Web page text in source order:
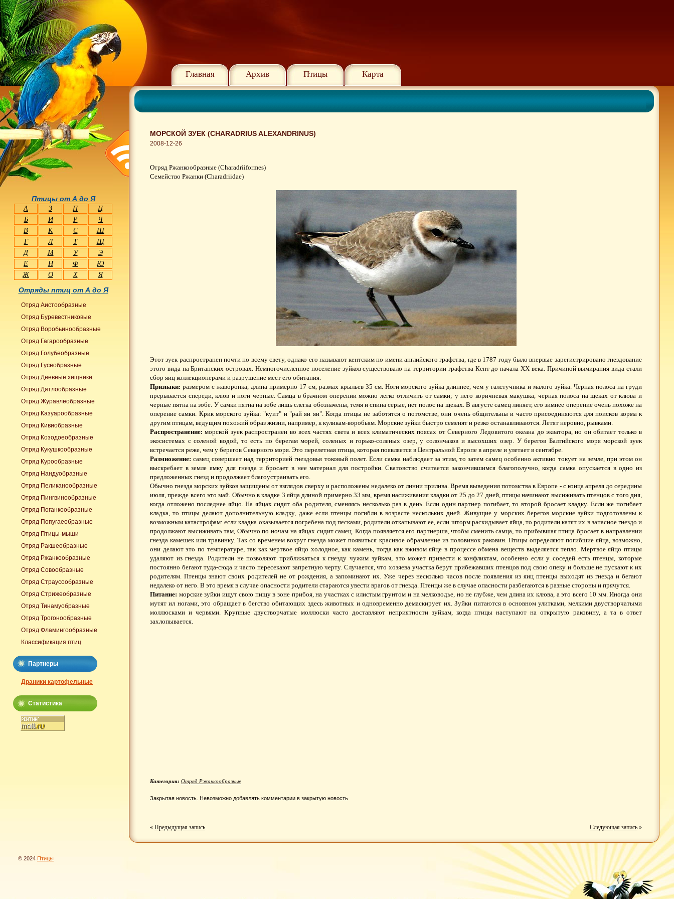
Главная Архив Птицы Карта
МОРСКОЙ ЗУЕК (CHARADRIUS ALEXANDRINUS)
2008-12-26
Отряд Ржанкообразные (Charadriiformes)
Семейство Ржанки (Charadriidae)
Этот зуек распространен почти по всему свету, однако его называют кентским по имени английского графства, где в 1787 году было впервые зарегистрировано гнездование
этого вида на Британских островах. Немногочисленное поселение зуйков существовало на территории графства Кент до начала XX века. Причиной вымирания вида стали
сбор яиц коллекционерами и разрушение мест его обитания.
Признаки: размером с жаворонка, длина примерно 17 см, размах крыльев 35 см. Ноги морского зуйка длиннее, чем у галстучника и малого зуйка. Черная полоса на груди
прерывается спереди, клюв и ноги черные. Самца в брачном оперении можно легко отличить от самки; у него коричневая макушка, черная полоса на щеках от клюва и
черные пятна на зобе. У самки пятна на зобе лишь слегка обозначены, темя и спина серые, нет полос на щеках. В августе самец линяет, его зимнее оперение очень похоже на
оперение самки. Крик морского зуйка: "куит" и "рай яи яи". Когда птицы не заботятся о потомстве, они очень общительны и часто присоединяются для поисков корма к
другим птицам, ведущим похожий образ жизни, например, к куликам-воробьям. Морские зуйки быстро семенят и резко останавливаются. Летят неровно, рывками.
Распространение: морской зуек распространен во всех частях света и всех климатических поясах от Северного Ледовитого океана до экватора, но он обитает только в
экосистемах с соленой водой, то есть по берегам морей, соленых и горько-соленых озер, у солончаков и высохших озер. У берегов Балтийского моря морской зуек
встречается реже, чем у берегов Северного моря. Это перелетная птица, которая появляется в Центральной Европе в апреле и улетает в сентябре.
Размножение: самец совершает над территорией гнездовья токовый полет. Если самка наблюдает за этим, то затем самец особенно активно токует на земле, при этом он
выскребает в земле ямку для гнезда и бросает в нее материал для постройки. Сватовство считается закончившимся благополучно, когда самка опускается в одно из
предложенных гнезд и продолжает благоустраивать его.
Обычно гнезда морских зуйков защищены от взглядов сверху и расположены недалеко от линии прилива. Время выведения потомства в Европе - с конца апреля до середины
июля, прежде всего это май. Обычно в кладке 3 яйца длиной примерно 33 мм, время насиживания кладки от 25 до 27 дней, птицы начинают высиживать птенцов с того дня,
когда отложено последнее яйцо. На яйцах сидят оба родителя, сменяясь несколько раз в день. Если один партнер погибает, то второй бросает кладку. Если же погибает
кладка, то птицы делают дополнительную кладку, даже если птенцы погибли в возрасте нескольких дней. Живущие у морских берегов морские зуйки подготовлены к
возможным катастрофам: если кладка оказывается погребена под песками, родители откапывают ее, если шторм раскидывает яйца, то родители катят их в запасное гнездо и
продолжают высиживать там, Обычно по ночам на яйцах сидит самец. Когда появляется его партнерша, чтобы сменить самца, то прибывшая птица бросает в направлении
гнезда камешек или травинку. Так со временем вокруг гнезда может появиться красивое обрамление из половинок раковин. Птицы определяют погибшие яйца, возможно,
они делают это по температуре, так как мертвое яйцо холодное, как камень, тогда как вживом яйце в процессе обмена веществ выделяется тепло. Мертвое яйцо птицы
удаляют из гнезда. Родители не позволяют приближаться к гнезду чужим зуйкам, это может привести к конфликтам, особенно если у соседей есть птенцы, которые
постоянно бегают туда-сюда и часто пересекают запретную черту. Случается, что хозяева участка берут прибежавших птенцов под свою опеку и больше не пускают к их
родителям. Птенцы знают своих родителей не от рождения, а запоминают их. Уже через несколько часов после появления из яиц птенцы выходят из гнезда и бегают
недалеко от него. В это время в случае опасности родители стараются увести врагов от гнезда. Птенцы же в случае опасности разбегаются в разные стороны и прячутся.
Питание: морские зуйки ищут свою пищу в зоне прибоя, на участках с илистым грунтом и на мелководье, но не глубже, чем длина их клюва, а это всего 10 мм. Иногда они
мутят ил ногами, это обращает в бегство обитающих здесь животных и одновременно демаскирует их. Зуйки питаются в основном улитками, мелкими двустворчатыми
моллюсками и червями. Крупные двустворчатые моллюски часто доставляют неприятности зуйкам, когда птицы наступают на открытую раковину, а та в ответ
захлопывается.
Категория: Отряд Ржанкообразные
Закрытая новость. Невозможно добавлять комментарии в закрытую новость
« Предыдущая запись Следующая запись »
Птицы от А до Я
А З П
Ц
Б
И Р
Ч
В
К С
Ш
Г
Л Т
Щ
Д
М У
Э
Е
Н Ф
Ю
Ж
О Х Я
Отряды птиц от А до Я
Отряд Аистообразные
Отряд Буревестниковые
Отряд Воробьинообразные
Отряд Гагарообразные
Отряд Голубеобразные
Отряд Гусеобразные
Отряд Дневные хищники
Отряд Дятлообразные
Отряд Журавлеобразные
Отряд Казуарообразные
Отряд Кивиобразные
Отряд Козодоеобразные
Отряд Кукушкообразные
Отряд Курообразные
Отряд Нандуобразные
Отряд Пеликанообразные
Отряд Пингвинообразные
Отряд Поганкообразные
Отряд Попугаеобразные
Отряд Птицы-мыши
Отряд Ракшеобразные
Отряд Ржанкообразные
Отряд Совообразные
Отряд Страусообразные
Отряд Стрижеобразные
Отряд Тинамуобразные
Отряд Трогонообразные
Отряд Фламингообразные
Классификация птиц
Партнеры
Драники картофельные
Статистика
© 2024 Птицы